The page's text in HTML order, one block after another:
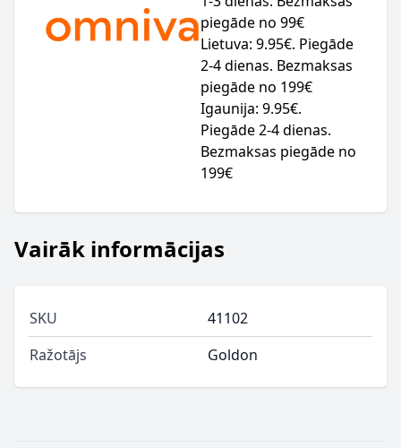
piegāde no 99€
Lietuva: 9.95€. Piegāde
2-4 dienas. Bezmaksas
piegāde no 199€
Igaunija: 9.95€.
Piegāde 2-4 dienas.
Bezmaksas piegāde no
199€
Vairāk informācijas
SKU
41102
Ražotājs
Goldon